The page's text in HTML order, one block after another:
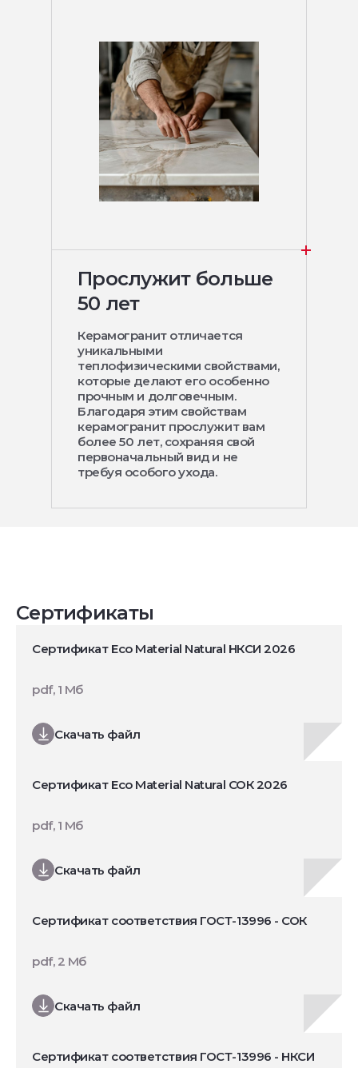
Прослужит больше
50 лет
Керамогранит отличается
уникальными
теплофизическими свойствами,
которые делают его особенно
прочным и долговечным.
Благодаря этим свойствам
керамогранит прослужит вам
более 50 лет, сохраняя свой
первоначальный вид и не
требуя особого ухода.
Сертификаты
Сертификат Eco Material Natural НКСИ 2026
Скачать файл
pdf, 1 Мб
Сертификат Eco Material Natural СОК 2026
Скачать файл
pdf, 1 Мб
Сертификат соответствия ГОСТ-13996 - СОК
Скачать файл
pdf, 2 Мб
Сертификат соответствия ГОСТ-13996 - НКСИ